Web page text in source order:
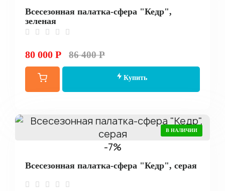
Всесезонная палатка-сфера "Кедр",
зеленая
80 000 Р 86 400 Р
Купить
-7%
В НАЛИЧИИ
Всесезонная палатка-сфера "Кедр", серая